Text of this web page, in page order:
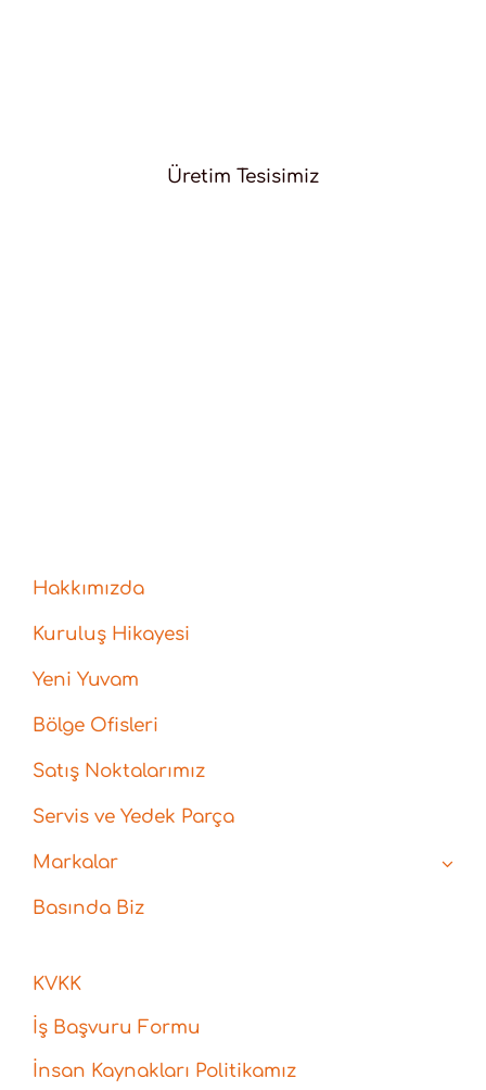
Üretim Tesisimiz
Hakkımızda
Kuruluş Hikayesi
Yeni Yuvam
Bölge Ofisleri
Satış Noktalarımız
Servis ve Yedek Parça
Markalar
Basında Biz
KVKK
İş Başvuru Formu
İnsan Kaynakları Politikamız